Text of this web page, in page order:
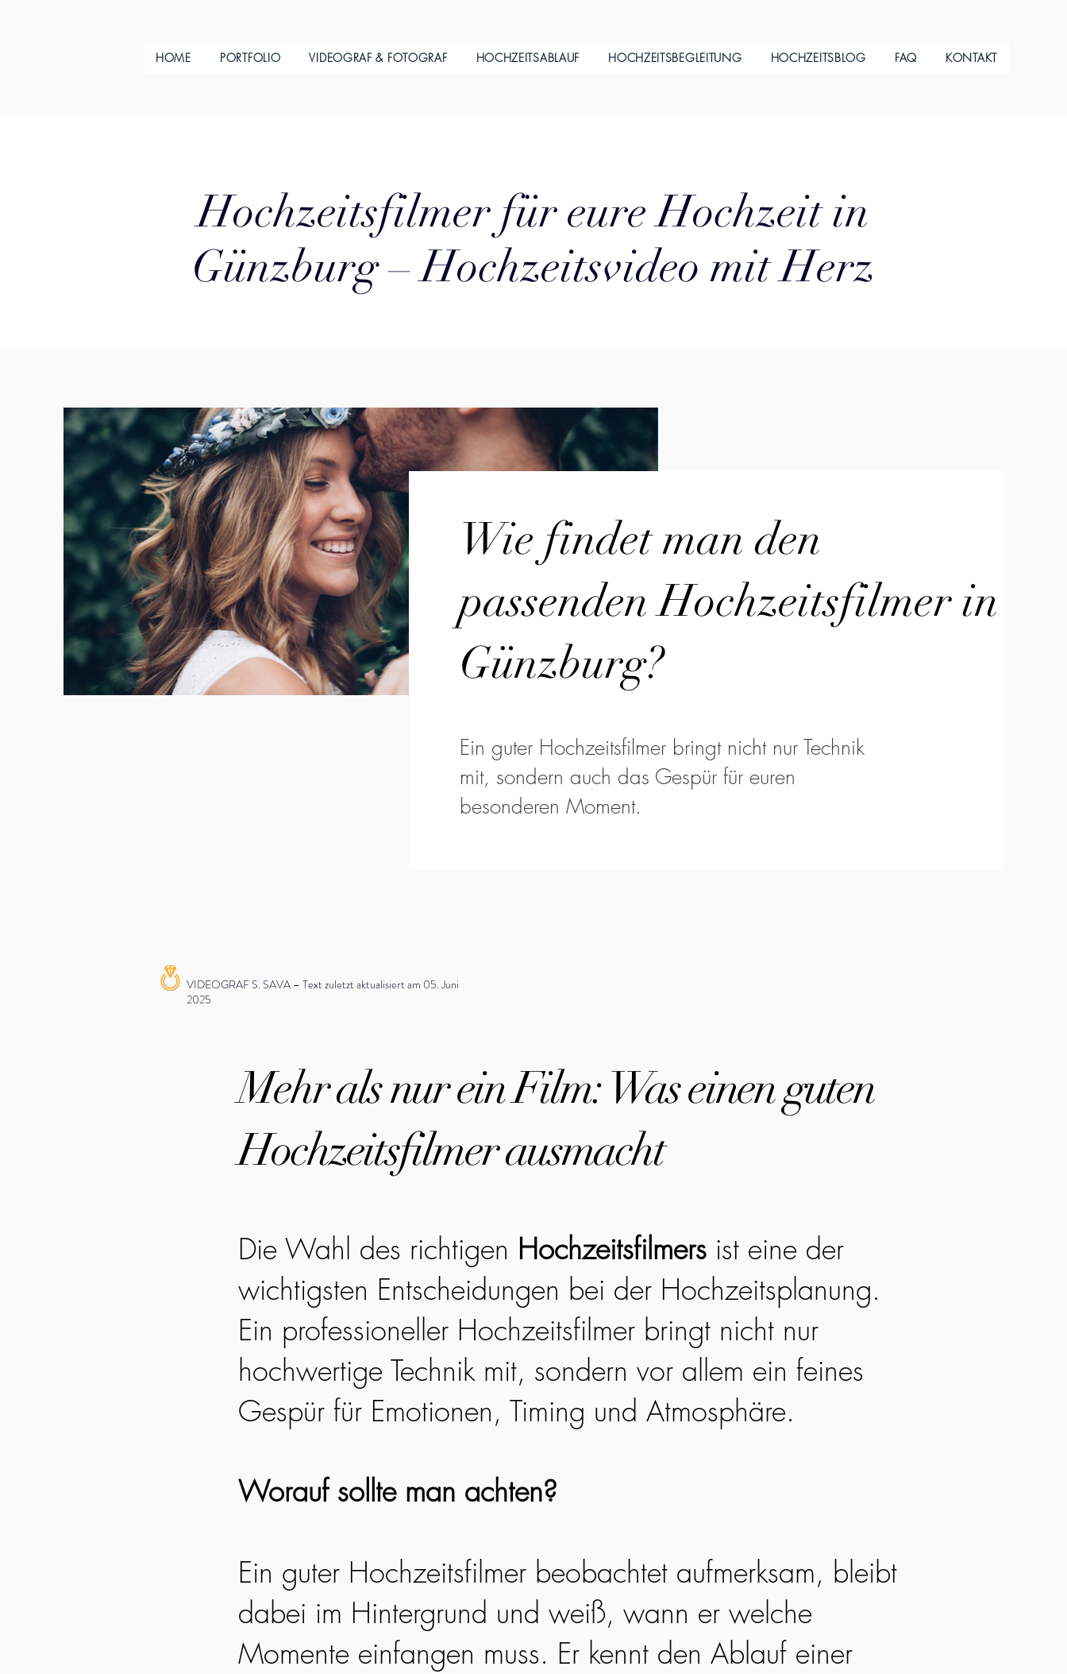
HOME PORTFOLIO VIDEOGRAF & FOTOGRAF HOCHZEITSABLAUF HOCHZEITSBEGLEITUNG HOCHZEITSBLOG FAQ KONTAKT
Hochzeitsfilmer für eure Hochzeit in
Günzburg – Hochzeitsvideo mit Herz
Wie findet man den
passenden Hochzeitsfilmer in
Günzburg?
Ein guter Hochzeitsfilmer bringt nicht nur Technik
mit, sondern auch das Gespür für euren
besonderen Moment.
VIDEOGRAF S. SAVA – Text zuletzt aktualisiert am 05. Juni
2025
Mehr als nur ein Film: Was einen guten
Hochzeitsfilmer ausmacht
Die Wahl des richtigen Hochzeitsfilmers ist eine der
wichtigsten Entscheidungen bei der Hochzeitsplanung.
Ein professioneller Hochzeitsfilmer bringt nicht nur
hochwertige Technik mit, sondern vor allem ein feines
Gespür für Emotionen, Timing und Atmosphäre.
Worauf sollte man achten?
Ein guter Hochzeitsfilmer beobachtet aufmerksam, bleibt
dabei im Hintergrund und weiß, wann er welche
Momente einfangen muss. Er kennt den Ablauf einer